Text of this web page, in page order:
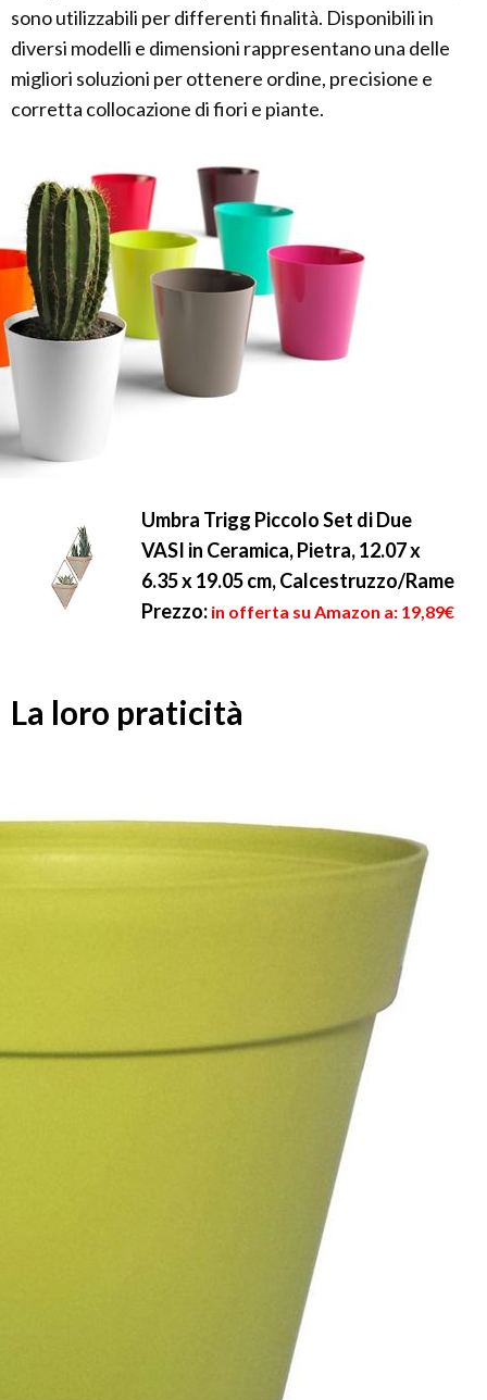
sono utilizzabili per differenti finalità. Disponibili in
diversi modelli e dimensioni rappresentano una delle
migliori soluzioni per ottenere ordine, precisione e
corretta collocazione di fiori e piante.
Umbra Trigg Piccolo Set di Due
VASI in Ceramica, Pietra, 12.07 x
6.35 x 19.05 cm, Calcestruzzo/Rame
Prezzo: in offerta su Amazon a: 19,89€
La loro praticità